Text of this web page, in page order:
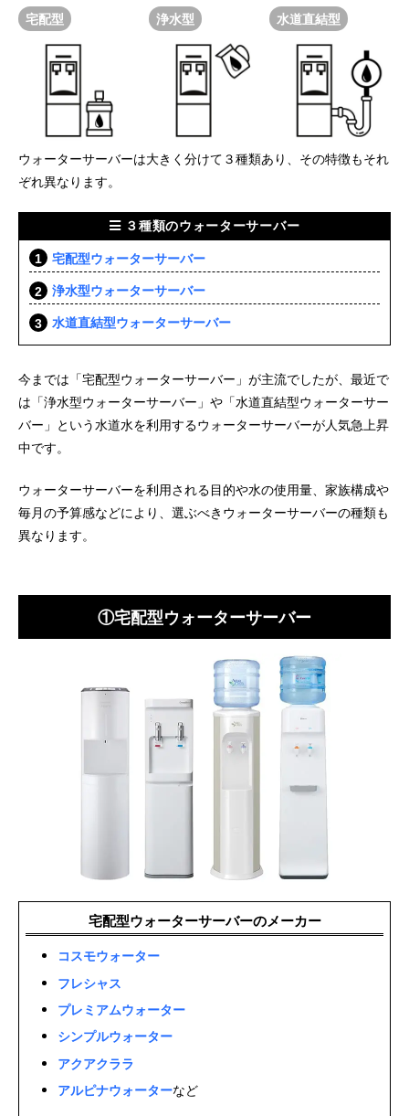
宅配型 浄水型 水道直結型
ウォーターサーバーは大きく分けて３種類あり、その特徴もそれ
ぞれ異なります。
３種類のウォーターサーバー
宅配型ウォーターサーバー
浄水型ウォーターサーバー
水道直結型ウォーターサーバー
今までは「宅配型ウォーターサーバー」が主流でしたが、最近で
は「浄水型ウォーターサーバー」や「水道直結型ウォーターサー
バー」という水道水を利用するウォーターサーバーが人気急上昇
中です。
ウォーターサーバーを利用される目的や水の使用量、家族構成や
毎月の予算感などにより、選ぶべきウォーターサーバーの種類も
異なります。
①宅配型ウォーターサーバー
宅配型ウォーターサーバーのメーカー
コスモウォーター
フレシャス
プレミアムウォーター
シンプルウォーター
アクアクララ
アルピナウォーターなど